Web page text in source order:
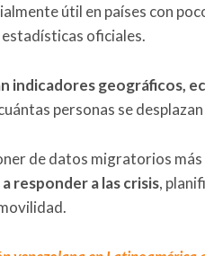
útil en países con
oficiales.
indicadores geográficos,
personas se
de datos migratorios
responder a las crisis,